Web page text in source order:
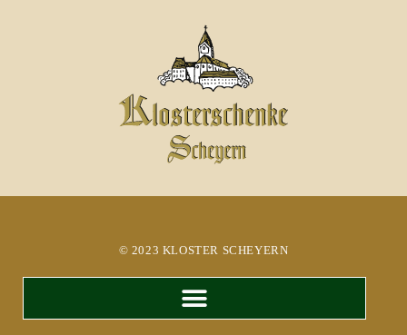
© 2023 KLOSTER SCHEYERN​